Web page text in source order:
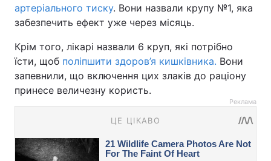
артеріального тиску. Вони назвали крупу №1, яка
забезпечить ефект уже через місяць.
Крім того, лікарі назвали 6 круп, які потрібно
їсти, щоб поліпшити здоров’я кишківника. Вони
запевнили, що включення цих злаків до раціону
принесе величезну користь.
Реклама